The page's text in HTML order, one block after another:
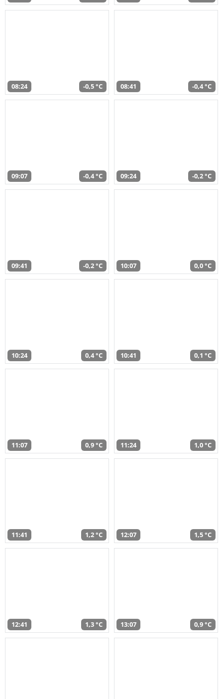
08:24 -0,5 °C 08:41 -0,4 °C
09:07 -0,4 °C 09:24 -0,2 °C
09:41 -0,2 °C 10:07 0,0 °C
10:24 0,4 °C 10:41 0,1 °C
11:07 0,9 °C 11:24 1,0 °C
11:41 1,2 °C 12:07 1,5 °C
12:41 1,3 °C 13:07 0,9 °C